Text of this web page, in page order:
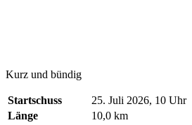
Kurz und bündig
Startschuss
25. Juli 2026, 10 Uhr
Länge
10,0 km